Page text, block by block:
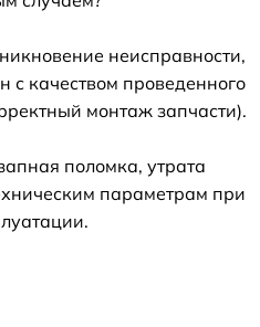
неисправности,
с качеством проведенного
монтаж запчасти).
поломка, утрата
параметрам при